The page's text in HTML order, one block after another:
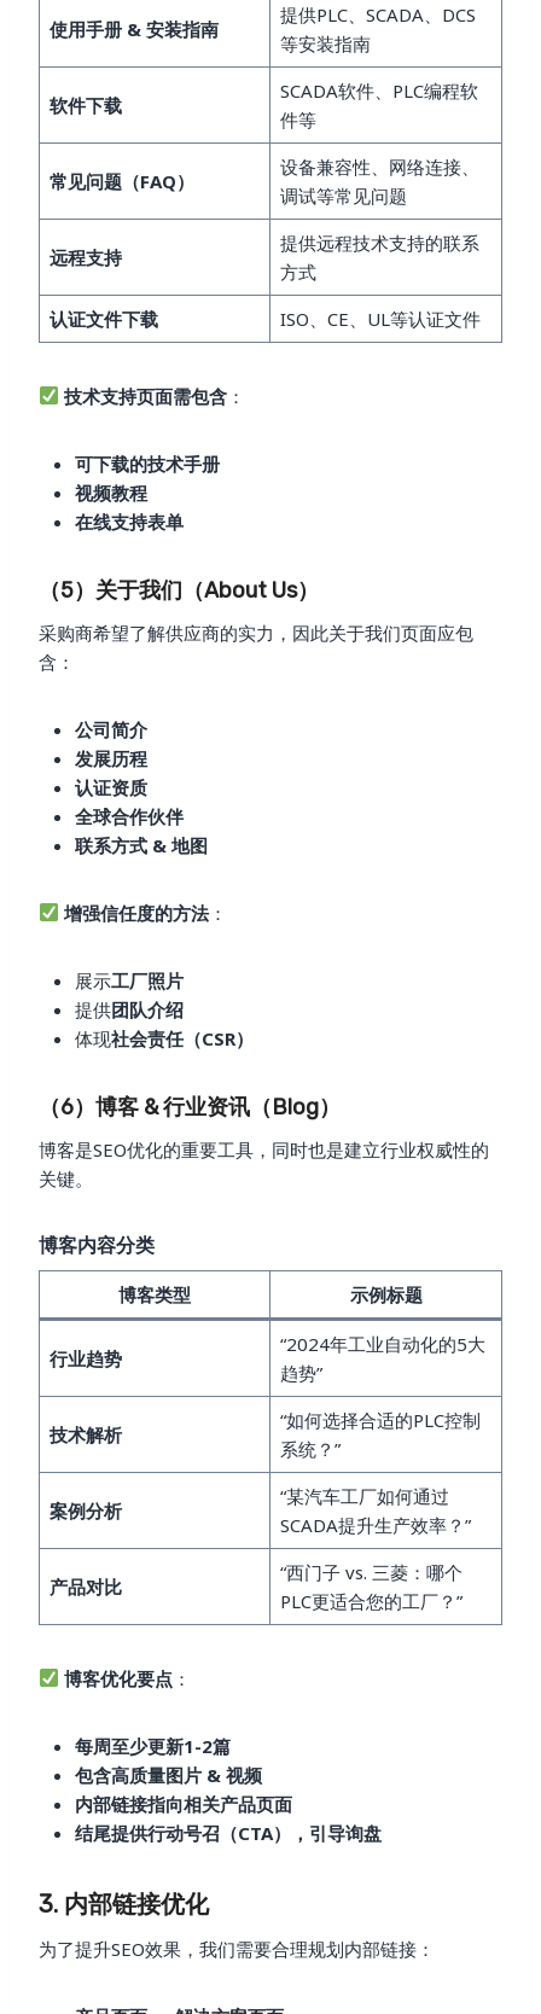
使用手册 & 安装指南
提供PLC、SCADA、DCS
等安装指南
软件下载
SCADA软件、PLC编程软
件等
常见问题（FAQ）
设备兼容性、网络连接、
调试等常见问题
远程支持
提供远程技术支持的联系
方式
认证文件下载
ISO、CE、UL等认证文件
技术支持页面需包含 ：
可下载的技术手册
视频教程
在线支持表单
（5）关于我们（About Us）
采购商希望了解供应商的实力，因此关于我们页面应包
含：
公司简介
发展历程
认证资质
全球合作伙伴
联系方式 & 地图
增强信任度的方法：
展示工厂照片
提供团队介绍
体现社会责任（CSR）
（6）博客 & 行业资讯（Blog）
博客是SEO优化的重要工具，同时也是建立行业权威性的
关键。
博客内容分类
博客类型 示例标题
行业趋势
“2024年工业自动化的5大
趋势”
技术解析
“如何选择合适的PLC控制
系统？”
案例分析
“某汽车工厂如何通过
SCADA提升生产效率？”
产品对比
“西门子 vs. 三菱：哪个
PLC更适合您的工厂？”
博客优化要点 ：
每周至少更新1-2篇
包含高质量图片 & 视频
内部链接指向相关产品页面
结尾提供行动号召（CTA），引导询盘
3. 内部链接优化
为了提升SEO效果，我们需要合理规划内部链接：